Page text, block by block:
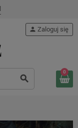
search
person Zaloguj się
0